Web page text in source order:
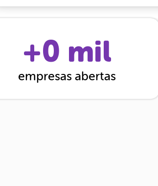
+0 mil
empresas abertas